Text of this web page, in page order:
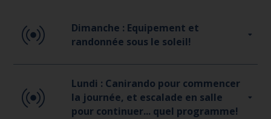
Dimanche : Equipement et
randonnée sous le soleil!
Lundi : Canirando pour commencer
la journée, et escalade en salle
pour continuer... quel programme!